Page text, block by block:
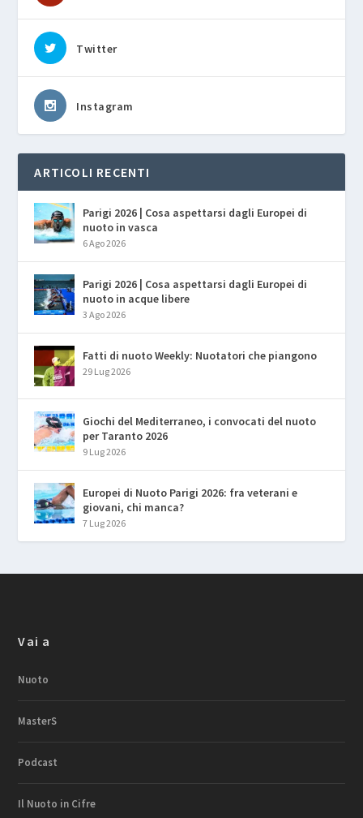
Twitter
Instagram
ARTICOLI RECENTI
Parigi 2026 | Cosa aspettarsi dagli Europei di
nuoto in vasca
6 Ago 2026
Parigi 2026 | Cosa aspettarsi dagli Europei di
nuoto in acque libere
3 Ago 2026
Fatti di nuoto Weekly: Nuotatori che piangono
29 Lug 2026
Giochi del Mediterraneo, i convocati del nuoto
per Taranto 2026
9 Lug 2026
Europei di Nuoto Parigi 2026: fra veterani e
giovani, chi manca?
7 Lug 2026
Vai a
Nuoto
MasterS
Podcast
Il Nuoto in Cifre